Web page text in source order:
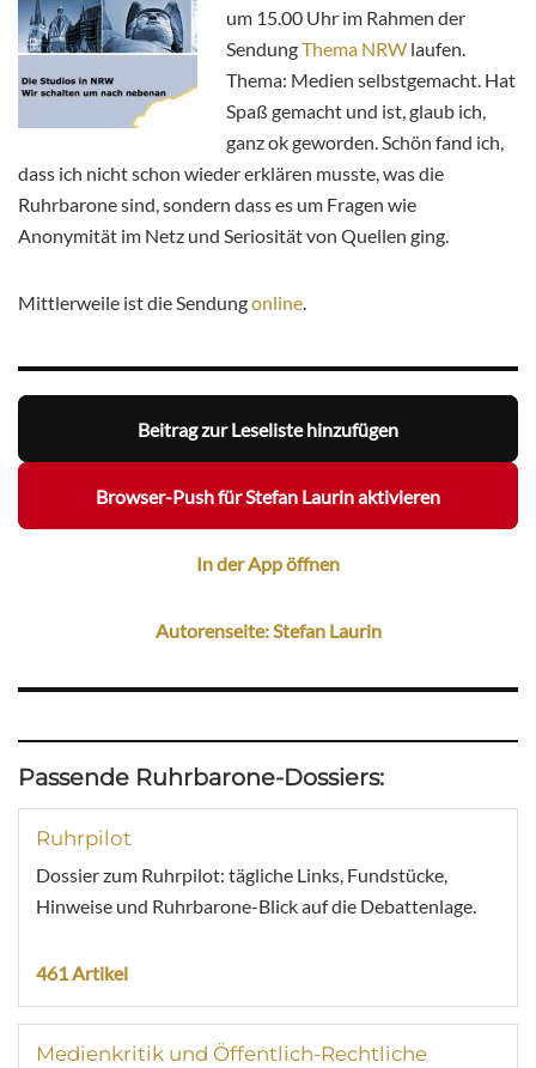
um 15.00 Uhr im Rahmen der
SendungThema NRW laufen.
Thema: Medien selbstgemacht. Hat
Spaß gemacht und ist, glaub ich,
ganz ok geworden. Schön fand ich,
dass ich nicht schon wieder erklären musste, was die
Ruhrbarone sind, sondern dass es um Fragen wie
Anonymität im Netz und Seriosität von Quellen ging.
Mittlerweile ist die Sendungonline.
Beitrag zur Leseliste hinzufügen
Browser-Push für Stefan Laurin aktivieren
In der App öffnen
Autorenseite: Stefan Laurin
Passende Ruhrbarone-Dossiers:
Ruhrpilot
Dossier zum Ruhrpilot: tägliche Links, Fundstücke,
Hinweise und Ruhrbarone-Blick auf die Debattenlage.
461 Artikel
Medienkritik und Öffentlich-Rechtliche